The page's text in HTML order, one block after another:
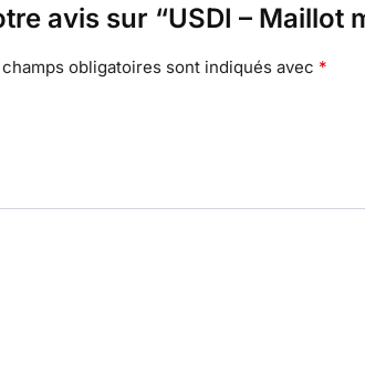
avis sur “USDI – Maillot
champs obligatoires sont indiqués avec *